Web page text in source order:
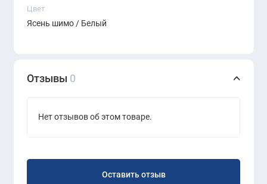
Цвет
Ясень шимо / Белый
Отзывы 0
Нет отзывов об этом товаре.
Оставить отзыв